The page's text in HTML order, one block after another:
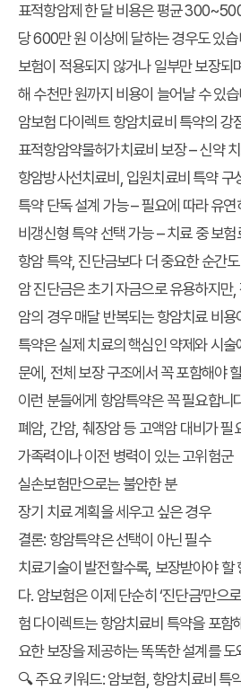
표적항암제 한 달 비용은 평균
당600만 원 이상에 달하는 경우도 있
보험이 적용되지 않거나 일부만 보장되
해 수천만 원까지 비용이 늘어날 수 있
암보험 다이렉트 항암치료비 특약의 강
표적항암약물허가치료비 보장– 신약
항암방사선치료비, 입원치료비 특약 구
특약 단독 설계 가능– 필요에 따라 유
비갱신형 특약 선택 가능– 치료 중 보험
항암 특약, 진단금보다 더 중요한 순간
암 진단금은 초기 자금으로 유용하지만,
암의 경우매달 반복되는 항암치료 비용
특약은실제 치료의 핵심인 약제와 시술
문에, 전체 보장 구조에서 꼭 포함해야
이런 분들에게 항암특약은 꼭 필요합니
폐암, 간암, 췌장암 등고액암 대비가 필
가족력이나 이전 병력이 있는 고위험군
실손보험만으로는 불안한 분
장기 치료 계획을 세우고 싶은 경우
결론: 항암특약은 선택이 아닌 필수
치료기술이 발전할수록, 보장받아야 할
다. 암보험은 이제 단순히 ‘진단금’만으
험 다이렉트는 항암치료비 특약을 포함
요한 보장을 제공하는 똑똑한 설계를 도
🔍 주요 키워드:암보험, 항암치료비 특